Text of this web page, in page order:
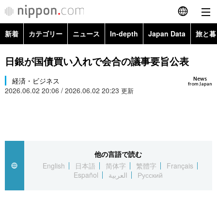
English
简体字
カテゴリー
新着 カテゴリー ニュース In-depth Japan Data 旅と
政治・外交
経済・ビジネス
Topics
Images
日銀が国債買い入れで会合の議事要旨公表
News
from Japan
経済・ビジネス
2026.06.02 20:06 / 2026.06.02 20:23 更新
他の言語で読む
English
日本語 简体字 繁體字
Français
Español
العربية Русский